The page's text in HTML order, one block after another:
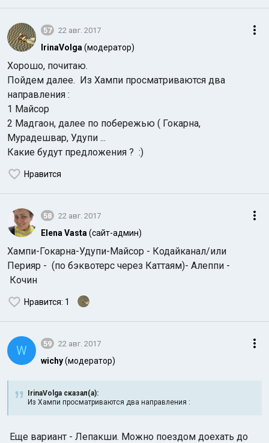
57 22 авг. 2017
IrinaVolga (модератор)
Хорошо, почитаю.
Пойдем далее. Из Хампи просматриваются два
направления :
1 Майсор
2 Мадгаон, далее по побережью ( Гокарна,
Мурадешвар, Удупи ...
Какие будут предложения ? :)
Нравится
58 22 авг. 2017
Elena Vasta (сайт-админ)
Хампи-Гокарна-Удупи-Майсор - Кодайканал/или
Перияр - (по бэквотерс через Каттаям)- Алеппи -
Кочин
Нравится: 1
W 59 22 авг. 2017
wichy(модератор)
IrinaVolga сказал(а):
Из Хампи просматриваются два направления :
Еще вариант - Лепакши. Можно поездом доехать до